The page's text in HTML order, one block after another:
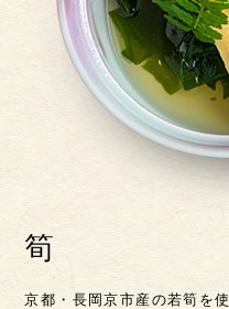
筍
京都・長岡京市産の若筍を